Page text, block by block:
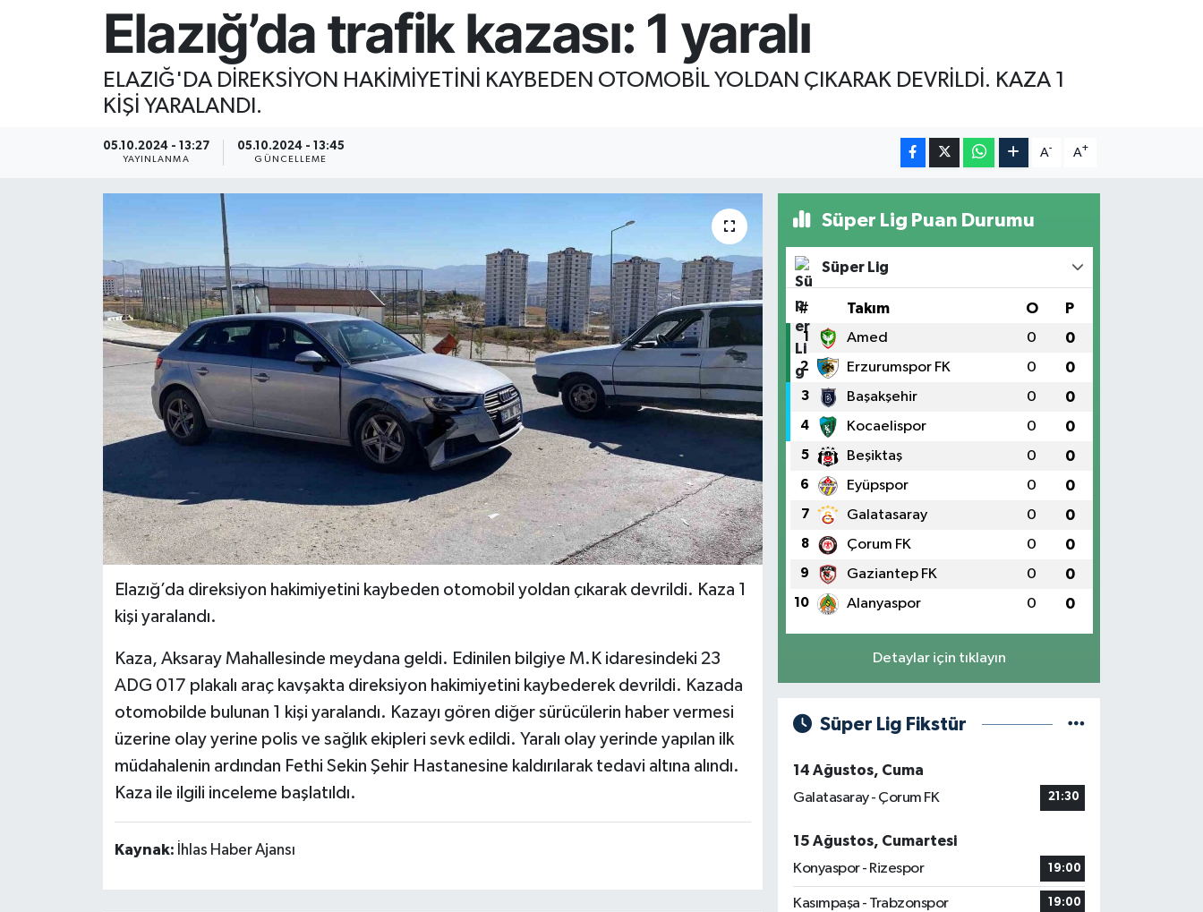
Elazığ’da trafik kazası: 1 yaralı
ELAZIĞ'DA DİREKSİYON HAKİMİYETİNİ KAYBEDEN OTOMOBİL YOLDAN ÇIKARAK DEVRİLDİ. KAZA 1
KİŞİ YARALANDI.
05.10.2024 - 13:27
YAYINLANMA
05.10.2024 - 13:45
GÜNCELLEME
A- A+
Elazığ’da direksiyon hakimiyetini kaybeden otomobil yoldan çıkarak devrildi. Kaza 1
kişi yaralandı.
Kaza, Aksaray Mahallesinde meydana geldi. Edinilen bilgiye M.K idaresindeki 23
ADG 017 plakalı araç kavşakta direksiyon hakimiyetini kaybederek devrildi. Kazada
otomobilde bulunan 1 kişi yaralandı. Kazayı gören diğer sürücülerin haber vermesi
üzerine olay yerine polis ve sağlık ekipleri sevk edildi. Yaralı olay yerinde yapılan ilk
müdahalenin ardından Fethi Sekin Şehir Hastanesine kaldırılarak tedavi altına alındı.
Kaza ile ilgili inceleme başlatıldı.
Kaynak: İhlas Haber Ajansı
Süper Lig Puan Durumu
Süper Lig
# Takım O P
1 Amed 0 0
2 Erzurumspor FK 0 0
3 Başakşehir 0 0
4 Kocaelispor 0 0
5 Beşiktaş 0 0
6 Eyüpspor 0 0
7 Galatasaray 0 0
8 Çorum FK 0 0
9 Gaziantep FK 0 0
10 Alanyaspor 0 0
Detaylar için tıklayın
Süper Lig Fikstür
14 Ağustos, Cuma
Galatasaray - Çorum FK
21:30
15 Ağustos, Cumartesi
Konyaspor - Rizespor
19:00
Kasımpaşa - Trabzonspor 19:00
Resmi İlan